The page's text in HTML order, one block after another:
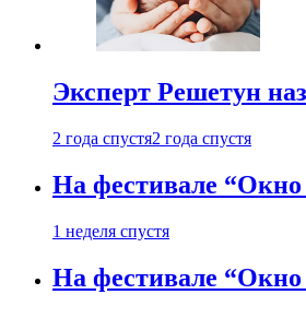
Эксперт Решетун
2 года спустя2 года спустя
На фестивале “Окно
1 неделя спустя
На фестивале “Окно